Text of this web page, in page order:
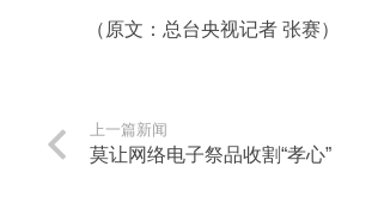
（原文：总台央视记者 张赛）
上一篇新闻
莫让网络电子祭品收割“孝心”